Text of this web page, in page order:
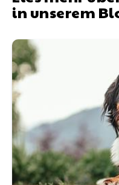
in unserem
So planst du